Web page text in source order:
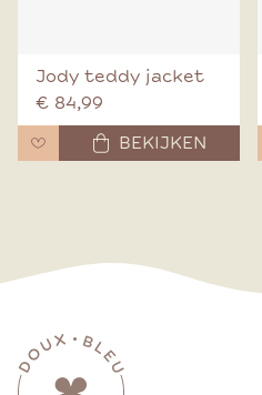
Jody teddy jacket
€ 84,99
BEKIJKEN